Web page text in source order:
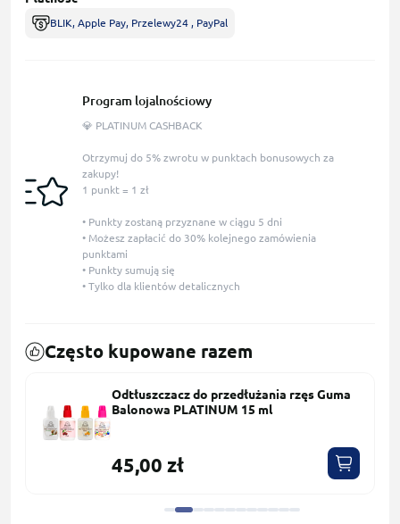
BLIK, Apple Pay, Przelewy24 , PayPal
Program lojalnościowy
💎 PLATINUM CASHBACK
Otrzymuj do 5% zwrotu w punktach bonusowych za
zakupy!
1 punkt = 1 zł
• Punkty zostaną przyznane w ciągu 5 dni
• Możesz zapłacić do 30% kolejnego zamówienia
punktami
• Punkty sumują się
• Tylko dla klientów detalicznych
Często kupowane razem
Odtłuszczacz do przedłużania rzęs Guma
Balonowa PLATINUM 15 ml
45,00 zł